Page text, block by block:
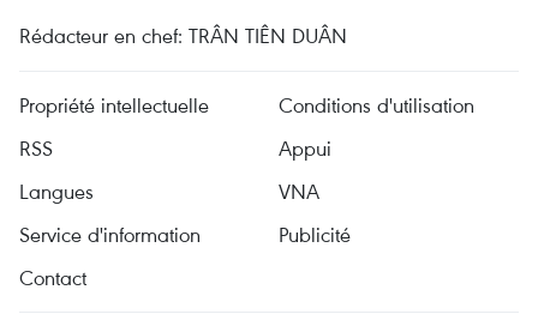
Rédacteur en chef: TRÂN TIÊN DUÂN
Propriété intellectuelle
Conditions d'utilisation
RSS
Appui
Langues
VNA
Service d'information
Publicité
Contact